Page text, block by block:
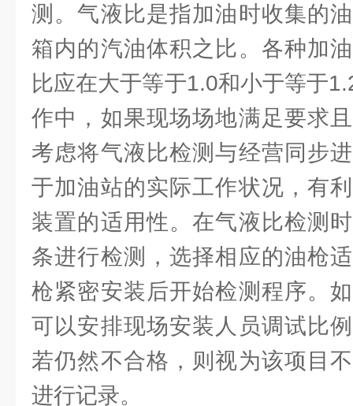
测。气液比是指加油时收集的
箱内的汽油体积之比。各种加
比应在大于等于1.0和小于等于
作中，如果现场场地满足要求
考虑将气液比检测与经营同步
于加油站的实际工作状况，有
装置的适用性。在气液比检测
条进行检测，选择相应的油枪
枪紧密安装后开始检测程序。
可以安排现场安装人员调试比
若仍然不合格，则视为该项目
进行记录。